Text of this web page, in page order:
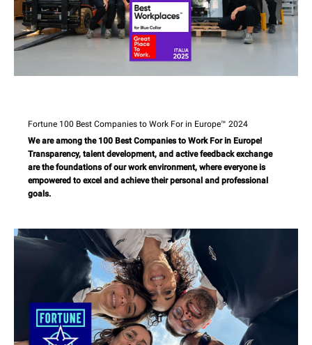
Fortune 100 Best Companies to Work For in Europe™ 2024
We are among the 100 Best Companies to Work For in Europe!
Transparency, talent development, and active feedback exchange
are the foundations of our work environment, where everyone is
empowered to excel and achieve their personal and professional
goals.